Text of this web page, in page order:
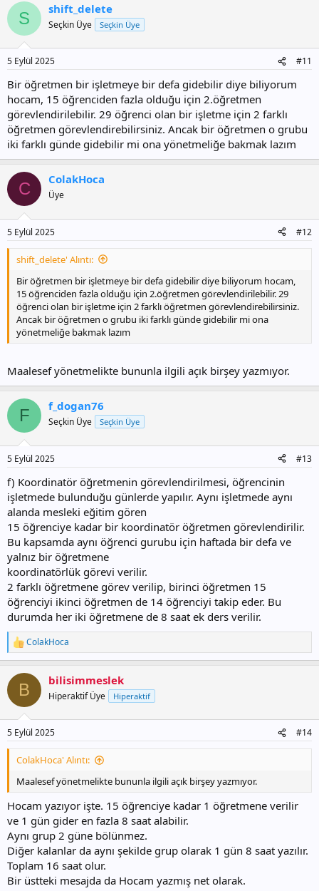
k
l
S shift_delete
Seçkin Üye Seçkin Üye
5 Eylül 2025 #11
Bir öğretmen bir işletmeye bir defa gidebilir diye biliyorum
hocam, 15 öğrenciden fazla olduğu için 2.öğretmen
görevlendirilebilir. 29 öğrenci olan bir işletme için 2 farklı
öğretmen görevlendirebilirsiniz. Ancak bir öğretmen o grubu
iki farklı günde gidebilir mi ona yönetmeliğe bakmak lazım
C ColakHoca
Üye
5 Eylül 2025 #12
shift_delete' Alıntı:
Bir öğretmen bir işletmeye bir defa gidebilir diye biliyorum hocam,
15 öğrenciden fazla olduğu için 2.öğretmen görevlendirilebilir. 29
öğrenci olan bir işletme için 2 farklı öğretmen görevlendirebilirsiniz.
Ancak bir öğretmen o grubu iki farklı günde gidebilir mi ona
yönetmeliğe bakmak lazım
Maalesef yönetmelikte bununla ilgili açık birşey yazmıyor.
F f_dogan76
Seçkin Üye Seçkin Üye
5 Eylül 2025 #13
f) Koordinatör öğretmenin görevlendirilmesi, öğrencinin
işletmede bulunduğu günlerde yapılır. Aynı işletmede aynı
alanda mesleki eğitim gören
15 öğrenciye kadar bir koordinatör öğretmen görevlendirilir.
Bu kapsamda aynı öğrenci gurubu için haftada bir defa ve
yalnız bir öğretmene
koordinatörlük görevi verilir.
2 farklı öğretmene görev verilip, birinci öğretmen 15
öğrenciyi ikinci öğretmen de 14 öğrenciyi takip eder. Bu
durumda her iki öğretmene de 8 saat ek ders verilir.
T
e
k
l
ColakHoca
B bilisimmeslek
Hiperaktif Üye Hiperaktif
5 Eylül 2025 #14
ColakHoca' Alıntı:
Maalesef yönetmelikte bununla ilgili açık birşey yazmıyor.
Hocam yazıyor işte. 15 öğrenciye kadar 1 öğretmene verilir
ve 1 gün gider en fazla 8 saat alabilir.
Aynı grup 2 güne bölünmez.
Diğer kalanlar da aynı şekilde grup olarak 1 gün 8 saat yazılır.
Toplam 16 saat olur.
Bir üstteki mesajda da Hocam yazmış net olarak.